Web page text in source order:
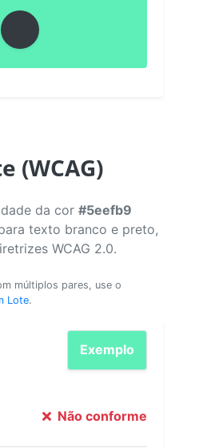
(WCAG)
da cor #5eefb9
texto branco e preto,
WCAG 2.0.
múltiplos pares, use o
Lote.
Exemplo
Não conforme